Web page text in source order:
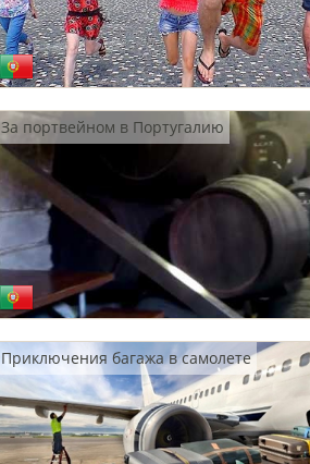
За портвейном в Португалию
Приключения багажа в самолете